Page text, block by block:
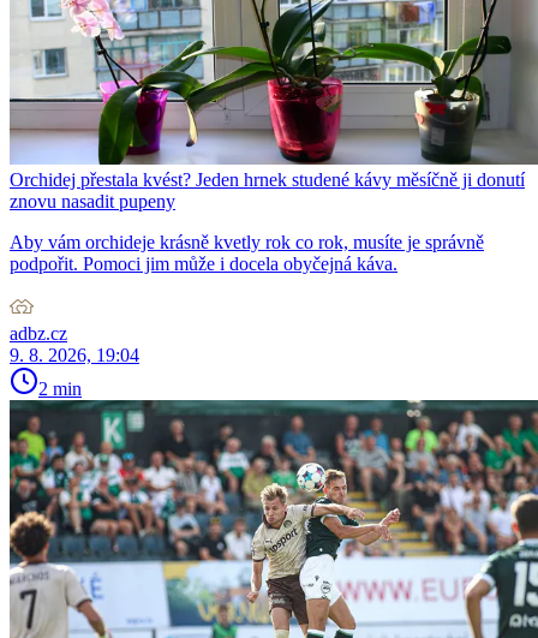
Orchidej přestala kvést? Jeden hrnek studené kávy měsíčně ji donutí
znovu nasadit pupeny
Aby vám orchideje krásně kvetly rok co rok, musíte je správně
podpořit. Pomoci jim může i docela obyčejná káva.
adbz.cz
9. 8. 2026, 19:04
2 min